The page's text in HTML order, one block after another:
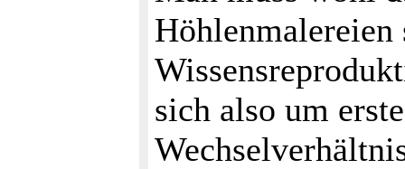
Höhlenmalereien
sich also um